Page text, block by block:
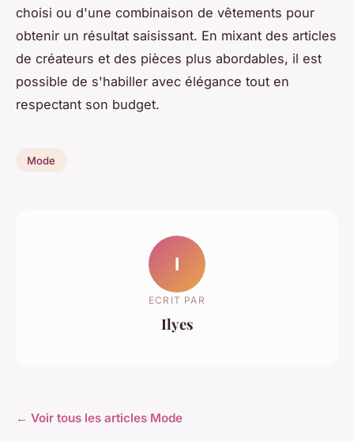
choisi ou d'une combinaison de vêtements pour
obtenir un résultat saisissant. En mixant des articles
de créateurs et des pièces plus abordables, il est
possible de s'habiller avec élégance tout en
respectant son budget.
Mode
I
ECRIT PAR
Ilyes
← Voir tous les articles Mode